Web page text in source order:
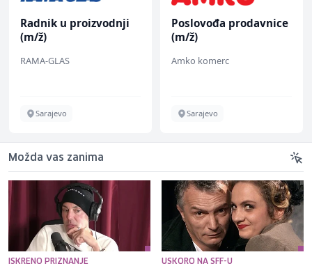
Radnik u proizvodnji
(m/ž)
RAMA-GLAS
Sarajevo
Poslovođa prodavnice
(m/ž)
Amko komerc
Sarajevo
Možda vas zanima
ISKRENO PRIZNANJE USKORO NA SFF-U